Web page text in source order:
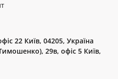
22 Київ, 04205, Україна
29в, офіс 5 Київ,